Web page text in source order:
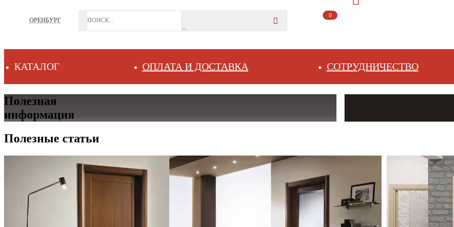
ОРЕНБУРГ
0
КАТАЛОГ ОПЛАТА И ДОСТАВКА СОТРУДНИЧЕСТВО
Полезная
информация
Полезные статьи